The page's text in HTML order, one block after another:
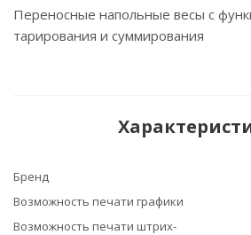
Переносные напольные весы с
тарирования и суммирования
Бренд
Возможность печати графики
Возможность печати штрих-